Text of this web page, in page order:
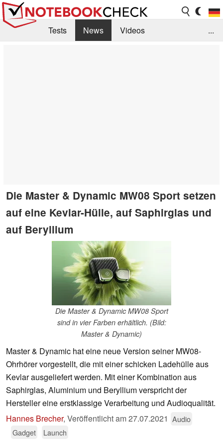
Tests News
Videos
...
Die Master & Dynamic MW08 Sport setzen
auf eine Kevlar-Hülle, auf Saphirglas und
auf Beryllium
Die Master & Dynamic MW08 Sport
sind in vier Farben erhältlich. (Bild:
Master & Dynamic)
Master & Dynamic hat eine neue Version seiner MW08-
Ohrhörer vorgestellt, die mit einer schicken Ladehülle aus
Kevlar ausgeliefert werden. Mit einer Kombination aus
Saphirglas, Aluminium und Beryllium verspricht der
Hersteller eine erstklassige Verarbeitung und Audioqualität.
Hannes Brecher, Veröffentlicht am27.07.2021 Audio
Gadget
Launch